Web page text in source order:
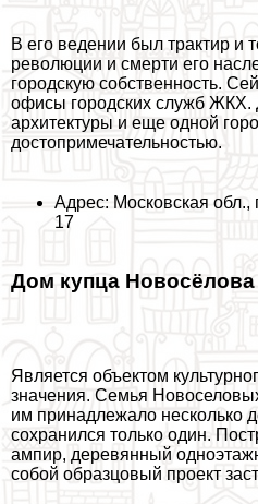
В его ведении был тpaктир и
революции и cмepти его
городскую собственность.
офисы городских служб ЖКХ.
архитектуры и еще одной
достопримечательностью.
Адрес: Московская обл.,
17
Дом купца Новосёлова
Является объектом
значения. Семья
им принадлежало несколько
сохранился только один.
ампир, деревянный
собой образцовый проект